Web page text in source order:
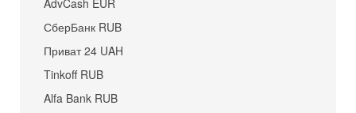
AdvCash EUR
СберБанк RUB
Приват 24 UAH
Tinkoff RUB
Alfa Bank RUB